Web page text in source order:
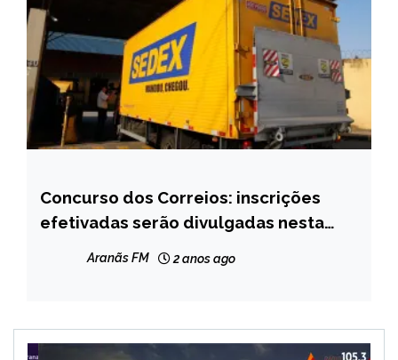
BRASIL
NOTÍCIAS
Concurso dos Correios: inscrições
efetivadas serão divulgadas nesta
Aranãs FM 2 anos ago